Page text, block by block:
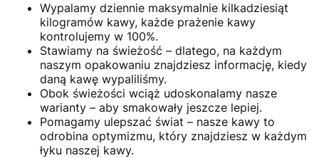
Wypalamy dziennie maksymalnie kilkadziesiąt
kilogramów kawy, każde prażenie kawy
kontrolujemy w 100%.
Stawiamy na świeżość – dlatego, na każdym
naszym opakowaniu znajdziesz informację, kiedy
daną kawę wypaliliśmy.
Obok świeżości wciąż udoskonalamy nasze
warianty – aby smakowały jeszcze lepiej.
Pomagamy ulepszać świat – nasze kawy to
odrobina optymizmu, który znajdziesz w każdym
łyku naszej kawy.